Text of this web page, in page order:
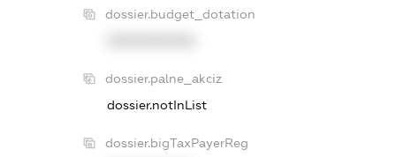
dossier.budget_dotation
dossier.palne_akciz
dossier.notInList
dossier.bigTaxPayerReg